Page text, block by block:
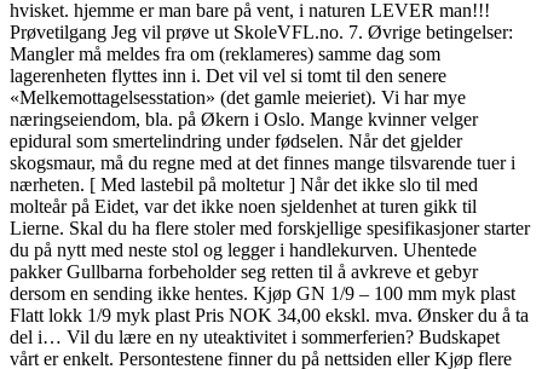
hvisket. hjemme er man bare på vent, i naturen LEVER man!!!
Prøvetilgang Jeg vil prøve ut SkoleVFL.no. 7. Øvrige betingelser:
Mangler må meldes fra om (reklameres) samme dag som
lagerenheten flyttes inn i. Det vil vel si tomt til den senere
«Melkemottagelsesstation» (det gamle meieriet). Vi har mye
næringseiendom, bla. på Økern i Oslo. Mange kvinner velger
epidural som smertelindring under fødselen. Når det gjelder
skogsmaur, må du regne med at det finnes mange tilsvarende tuer i
nærheten. [ Med lastebil på moltetur ] Når det ikke slo til med
molteår på Eidet, var det ikke noen sjeldenhet at turen gikk til
Lierne. Skal du ha flere stoler med forskjellige spesifikasjoner starter
du på nytt med neste stol og legger i handlekurven. Uhentede
pakker Gullbarna forbeholder seg retten til å avkreve et gebyr
dersom en sending ikke hentes. Kjøp GN 1/9 – 100 mm myk plast
Flatt lokk 1/9 myk plast Pris NOK 34,00 ekskl. mva. Ønsker du å ta
del i… Vil du lære en ny uteaktivitet i sommerferien? Budskapet
vårt er enkelt. Persontestene finner du på nettsiden eller Kjøp flere